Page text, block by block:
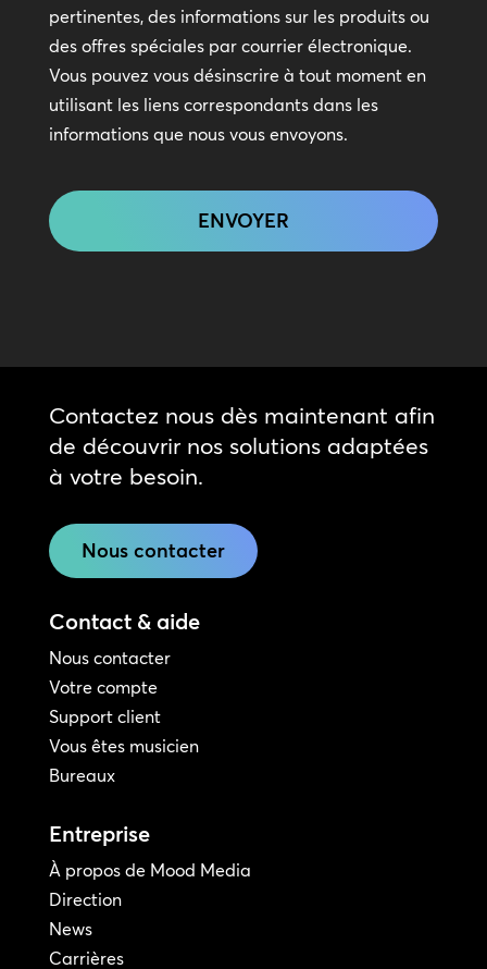
en
contact
pertinentes, des informations sur les produits ou
des offres spéciales par courrier électronique.
Vous pouvez vous désinscrire à tout moment en
utilisant les liens correspondants dans les
informations que nous vous envoyons.
Contactez nous dès maintenant afin
de découvrir nos solutions adaptées
à votre besoin.
Nous contacter
Contact & aide
Nous contacter
Votre compte
Support client
Vous êtes musicien
Bureaux
Entreprise
À propos de Mood Media
Direction
News
Carrières